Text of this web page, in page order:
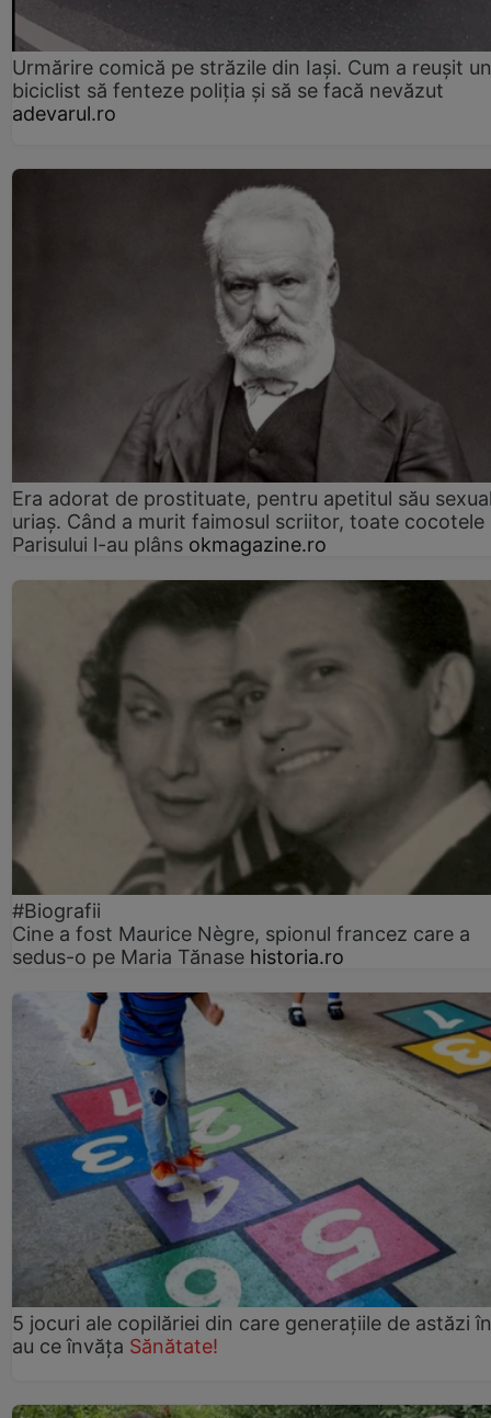
Urmărire comică pe străzile din Iași. Cum a reușit un
biciclist să fenteze poliția și să se facă nevăzut
adevarul.ro
Era adorat de prostituate, pentru apetitul său
uriaș. Când a murit faimosul scriitor, toate cocotele
Parisului l-au plâns okmagazine.ro
#Biografii
Cine a fost Maurice Nègre, spionul francez care a
sedus-o pe Maria Tănase historia.ro
5 jocuri ale copilăriei din care generațiile de astăzi
au ce învăța Sănătate!